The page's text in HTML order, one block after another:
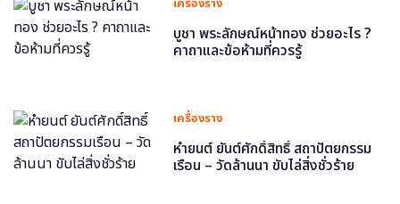
บูชา พระลักษณ์หน้าทอง ช่วยอะไร ?
คาถาและข้อห้ามที่ควรรู้
เครื่องราง
หำยนต์ ยันต์ศักดิ์สิทธิ์ สถาปัตยกรรม
เรือน – วัดล้านนา ขับไล่สิ่งชั่วร้าย